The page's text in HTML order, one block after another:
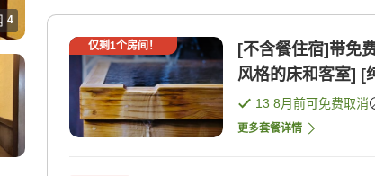
4
仅剩1个房间！
[不含餐住宿]带免
风格的床和客室] [
13 8月前可免费取消
更多套餐详情